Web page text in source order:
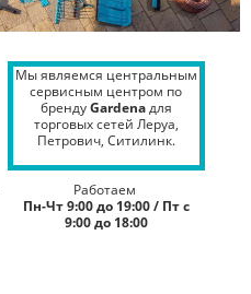
Мы являемся центральным
сервисным центром по
брендуGardenaдля
торговых сетей Леруа,
Петрович, Ситилинк.
Работаем
Пн-Чт 9:00 до 19:00 / Пт с
9:00 до 18:00